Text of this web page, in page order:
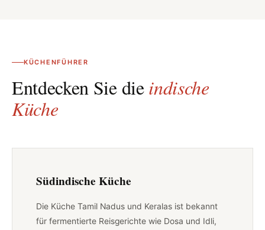
KÜCHENFÜHRER
Entdecken Sie dieindische
Küche
Südindische Küche
Die Küche Tamil Nadus und Keralas ist bekannt
für fermentierte Reisgerichte wie Dosa und Idli,